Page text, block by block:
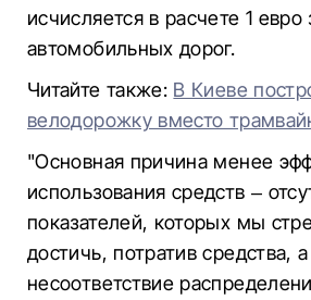
исчисляется в расчете 1 евро
автомобильных дорог.
Читайте также: В Киеве
велодорожку вместо
"Основная причина менее
использования средств –
показателей, которых мы
достичь, потратив средства,
несоответствие